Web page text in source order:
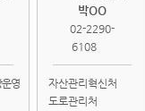
영
박OO
02-2290-
6108
자산관리혁신처
도로관리처